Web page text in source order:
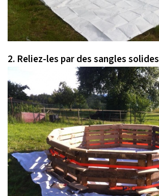
2. Reliez-les par des sangles solides